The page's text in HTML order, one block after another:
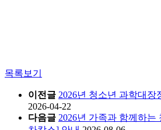
목록보기
이전글 2026년 청소년 과학대장
2026-04-22
다음글 2026년 가족과 함께하는